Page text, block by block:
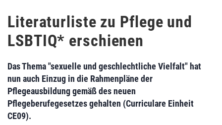
Literaturliste zu Pflege und
LSBTIQ* erschienen
Das Thema "sexuelle und geschlechtliche Vielfalt" hat
nun auch Einzug in die Rahmenpläne der
Pflegeausbildung gemäß des neuen
Pflegeberufegesetzes gehalten (Curriculare Einheit
CE09).